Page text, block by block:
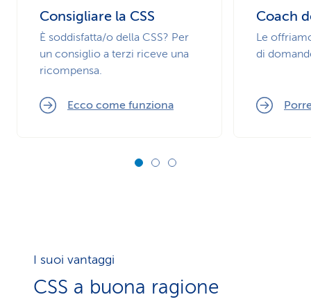
Consigliare la CSS
È soddisfatta/o della CSS? Per
un consiglio a terzi riceve una
ricompensa.
Ecco come funziona
Coach
Le
di
I suoi vantaggi
CSS a buona ragione